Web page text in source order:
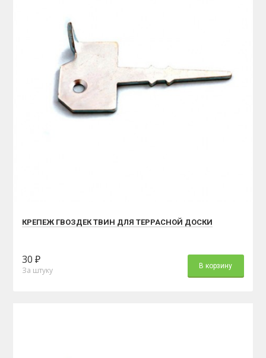
КРЕПЕЖ ГВОЗДЕК ТВИН ДЛЯ ТЕРРАСНОЙ ДОСКИ
30 ₽
За штуку В корзину